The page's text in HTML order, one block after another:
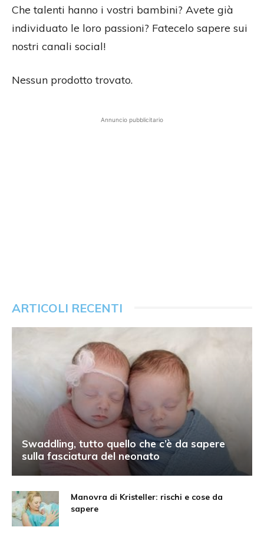
Che talenti hanno i vostri bambini? Avete già
individuato le loro passioni? Fatecelo sapere sui
nostri canali social!
Nessun prodotto trovato.
Annuncio pubblicitario
ARTICOLI RECENTI
Swaddling, tutto quello che c’è da sapere
sulla fasciatura del neonato
Manovra di Kristeller: rischi e cose da
sapere